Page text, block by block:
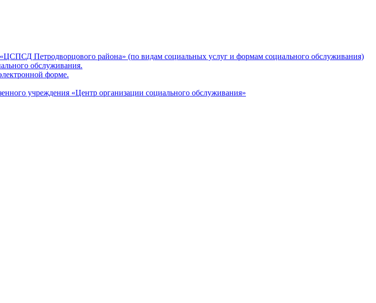
Петродворцового района» (по видам социальных услуг и формам социального обслуживания)
обслуживания.
форме.
учреждения «Центр организации социального обслуживания»